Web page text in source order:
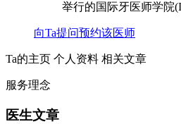
举行的国际牙医师学院
向Ta提问 预约该医师
Ta的主页 个人资料 相关文章
服务理念
医生文章